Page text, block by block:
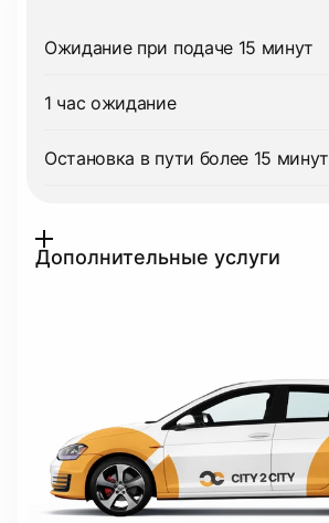
Ожидание при подаче 15 минут
1 час ожидание
Остановка в пути более 15 минут
Дополнительные услуги